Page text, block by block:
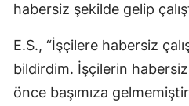
habersiz şekilde gelip
E.S., “İşçilere habersiz
bildirdim. İşçilerin
önce başımıza